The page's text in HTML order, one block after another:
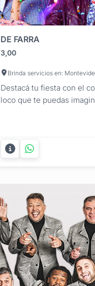
DE FARRA
3,00
Brinda servicios en:
Destacá tu fiesta con el
loco que te puedas
boas caretas accesorios
pulseras anillos paladares
barras ...